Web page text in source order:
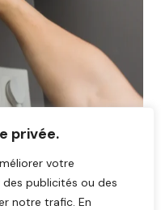
privée.
votre
publicités ou des
notre trafic. En